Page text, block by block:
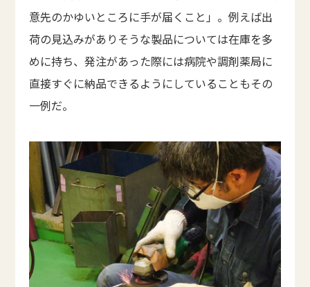
意先のかゆいところに手が届くこと」。例えば出
荷の見込みがありそうな製品については在庫を多
めに持ち、発注があった際には病院や調剤薬局に
直接すぐに納品できるようにしていることもその
一例だ。